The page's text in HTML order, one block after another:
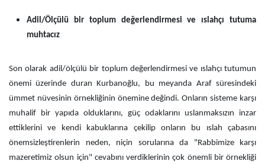
Adil/Ölçülü bir toplum değerlendirmesi ve ıslahçı tutuma
muhtacız
Son olarak adil/ölçülü bir toplum değerlendirmesi ve ıslahçı tutumun
önemi üzerinde duran Kurbanoğlu, bu meyanda Araf süresindeki
ümmet nüvesinin örnekliğinin önemine değindi. Onların sisteme karşı
muhalif bir yapıda olduklarını, güç odaklarını uslanmaksızın inzar
ettiklerini ve kendi kabuklarına çekilip onların bu ıslah çabasını
önemsizleştirenlerin neden, niçin sorularına da "Rabbimize karşı
mazeretimiz olsun için" cevabını verdiklerinin çok önemli bir örnekliği